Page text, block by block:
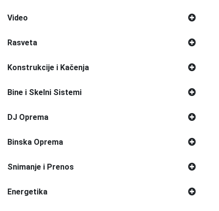
Video
Rasveta
Konstrukcije i Kačenja
Bine i Skelni Sistemi
DJ Oprema
Binska Oprema
Snimanje i Prenos
Energetika